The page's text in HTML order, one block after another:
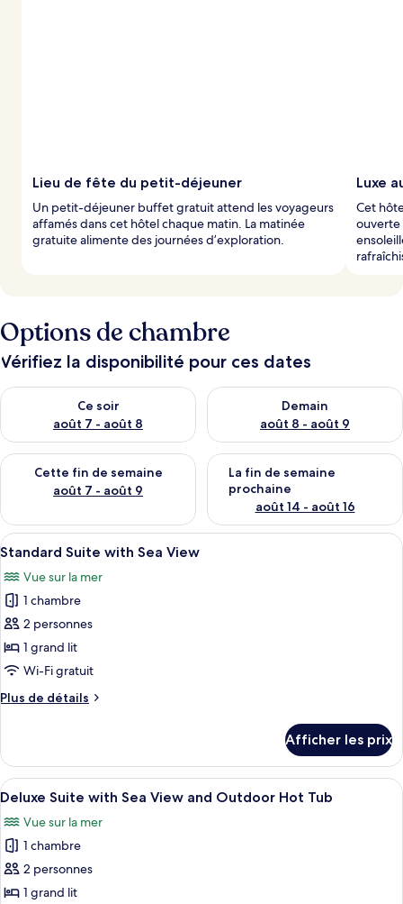
Lieu de fête du petit-déjeuner
Un petit-déjeuner buffet gratuit attend les voyageurs
affamés dans cet hôtel chaque matin. La matinée
gratuite alimente des journées d’exploration.
Luxe
Cet
ouverte
Options de chambre
Vérifiez la disponibilité pour ces dates
Ce soir
août 7 - août 8
Vérifier la disponibilité pour ce soir août 7 - août 8
Demain
août 8 - août 9
Vérifier la disponibilité pour
Cette fin de semaine
août 7 - août 9
Vérifier la disponibilité pour cette fin de semaine août 7 -
La fin de semaine
prochaine
août 14 - août 16
Vérifier la disponibilité pour
Afficher
toutes
les
photos
pour
ce
type
chambre :
with
Sea
Une chambre à coucher moderne
8
Standard Suite with Sea View
Vue sur la mer
1 chambre
2 personnes
1 grand lit
Wi-Fi gratuit
Plus de détails
Plus
Standard
Suite
with
View
Afficher les prix
Afficher
toutes
les
photos
pour
ce
Un balcon avec vue sur la mer, des
8
Deluxe Suite with Sea View and Outdoor Hot Tub
Vue sur la mer
1 chambre
2 personnes
1 grand lit